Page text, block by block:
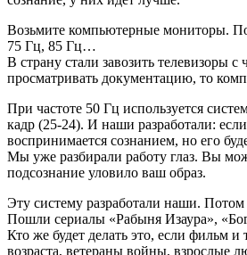
Возьмите компьютерные мониторы.
75 Гц, 85 Гц…
В страну стали завозить телевизоры
просматривать документацию, то
При частоте 50 Гц используется
кадр (25-24). И наши разработали:
воспринимается сознанием, но его
Мы уже разбирали работу глаз. Вы
подсознание уловило ваш образ.
Эту систему разработали наши.
Пошли сериалы «Рабыня Изаура»,
Кто же будет делать это, если фильм
возраста, ветераны войны, взрослые